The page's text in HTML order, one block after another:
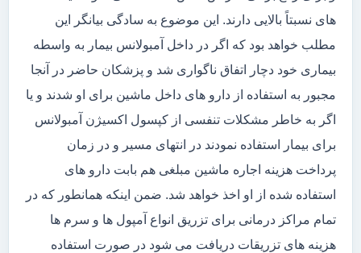
های نسبتاً بالایی دارند. این موضوع به سادگی بیانگر این
مطلب خواهد بود که اگر در داخل آمبولانس بیمار به واسطه
بیماری خود دچار اتفاق ناگواری شد و پزشکان حاضر در آنجا
مجبور به استفاده از دارو های داخل ماشین برای او شدند و یا
اگر به خاطر مشکلات تنفسی از کپسول اکسیژن آمبولانس
برای بیمار استفاده نمودند در انتهای مسیر و در زمان
پرداخت هزینه اجاره ماشین مبلغی هم بابت دارو های
استفاده شده از او اخذ خواهد شد. ضمن اینکه همانطور که در
تمام مراکز درمانی برای تزریق انواع آمپول ها و سرم ها
هزینه های تزریقات دریافت می شود در صورت استفاده